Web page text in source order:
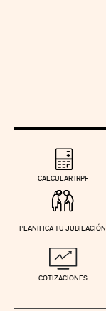
CALCULAR IRPF
PLANIFICA TU JUBILACIÓN
COTIZACIONES